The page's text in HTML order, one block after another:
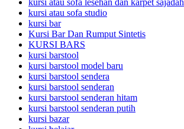
kursi atau sofa lesehan dan karpet sajadah
kursi atau sofa studio
kursi bar
Kursi Bar Dan Rumput Sintetis
KURSI BARS
kursi barstool
kursi barstool model baru
kursi barstool sendera
kursi barstool senderan
kursi barstool senderan hitam
kursi barstool senderan putih
kursi bazar